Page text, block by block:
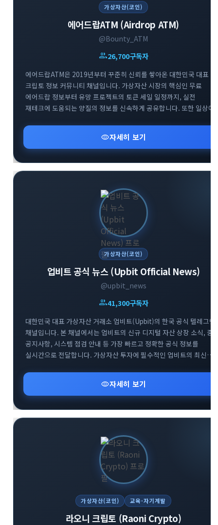
가상자산(코인)
에어드랍ATM (Airdrop ATM)
@Bounty_ATM
group26,700구독자
에어드랍ATM은 2019년부터 꾸준히 신뢰를 쌓아온 대한민국 대표
크립토 정보 커뮤니티 채널입니다. 가상자산 시장의 핵심인 무료
에어드랍 정보부터 유망 프로젝트의 토큰 세일 일정까지, 실전
재테크에 도움되는 양질의 정보를 신속하게 공유합니다. 또한 일상에
소개해 드립니다. 합리적이고 현명한 크립토 투자를 시작하고 싶다면
visibility자세히 보기
가상자산(코인)
업비트 공식 뉴스 (Upbit Official News)
@upbit_news
group41,300구독자
대한민국 대표 가상자산 거래소 업비트(Upbit)의 한국 공식 텔레그램
채널입니다. 본 채널에서는 업비트의 신규 디지털 자산 상장 소식, 중
공지사항, 시스템 점검 안내 등 가장 빠르고 정확한 공식 정보를
실시간으로 전달합니다. 가상자산 투자에 필수적인 업비트의 최신
안전하고 현명한 거래를 돕기 위한 공식 소통 창구로서 신뢰할 수 있는
visibility자세히 보기
가상자산(코인) 교육·자기계발
라오니 크립토 (Raoni Crypto)